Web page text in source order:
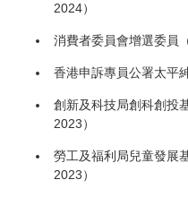
2024）
消費者委員會增選委員
香港申訴專員公署太平
創新及科技局創科創投
2023）
勞工及福利局兒童發展
2023）